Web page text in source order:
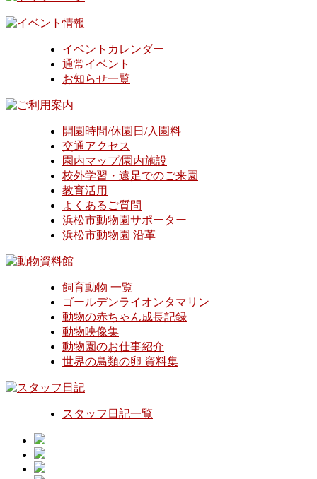
イベントカレンダー
通常イベント
お知らせ一覧
開園時間/休園日/入園料
交通アクセス
園内マップ/園内施設
校外学習・遠足でのご来園
教育活用
よくあるご質問
浜松市動物園サポーター
浜松市動物園 沿革
飼育動物 一覧
ゴールデンライオンタマリン
動物の赤ちゃん成長記録
動物映像集
動物園のお仕事紹介
世界の鳥類の卵 資料集
スタッフ日記一覧